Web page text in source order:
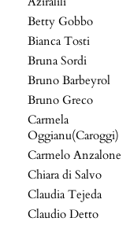
Betty Gobbo
Bianca Tosti
Bruna Sordi
Bruno Barbeyrol
Bruno Greco
Carmela
Oggianu(Caroggi)
Carmelo Anzalone
Chiara di Salvo
Claudia Tejeda
Claudio Detto